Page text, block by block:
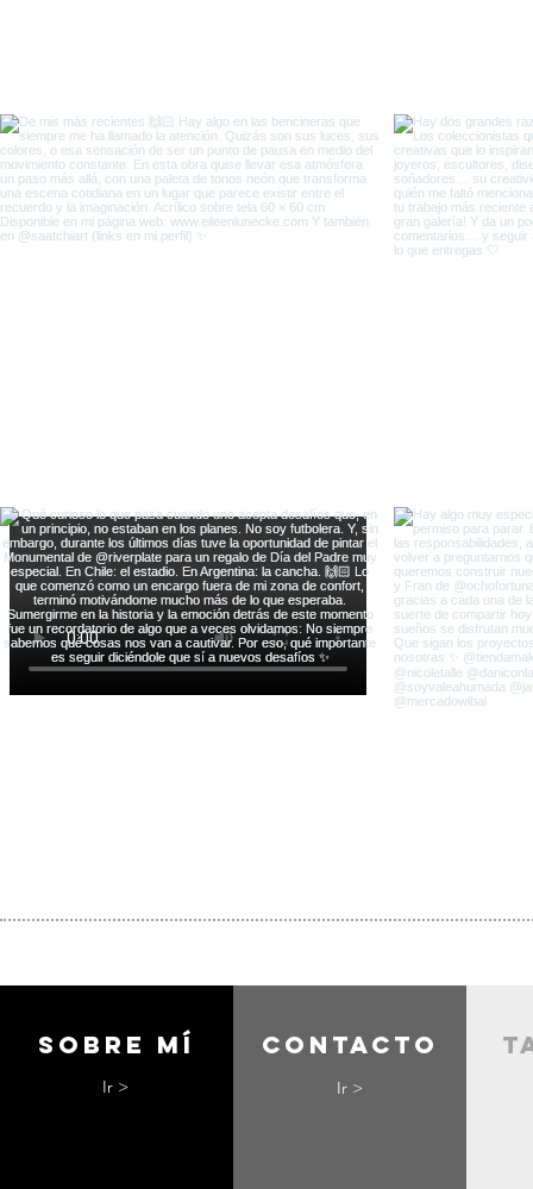
Sobre mí
Ir >
contacto
Ir >